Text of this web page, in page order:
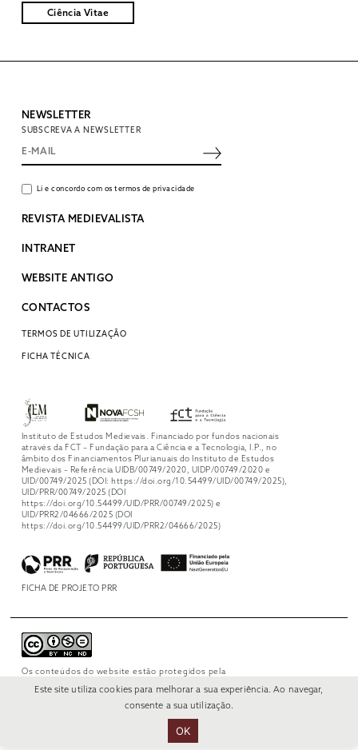
Ciência Vitae
NEWSLETTER
SUBSCREVA A NEWSLETTER
Li e concordo com os termos de privacidade
REVISTA MEDIEVALISTA
INTRANET
WEBSITE ANTIGO
CONTACTOS
TERMOS DE UTILIZAÇÃO
FICHA TÉCNICA
Instituto de Estudos Medievais. Financiado por fundos nacionais
através da FCT – Fundação para a Ciência e a Tecnologia, I.P., no
âmbito dos Financiamentos Plurianuais do Instituto de Estudos
Medievais – Referência UIDB/00749/2020, UIDP/00749/2020 e
UID/00749/2025 (DOI: https://doi.org/10.54499/UID/00749/2025),
UID/PRR/00749/2025 (DOI
https://doi.org/10.54499/UID/PRR/00749/2025) e
UID/PRR2/04666/2025 (DOI
https://doi.org/10.54499/UID/PRR2/04666/2025)
FICHA DE PROJETO PRR
Os conteúdos do website estão protegidos pela
NonCommercial-NoDerivs 4.0 International.
Este site utiliza cookies para melhorar a sua experiência. Ao navegar,
consente a sua utilização.
OK